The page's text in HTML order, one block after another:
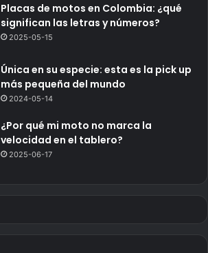
Placas de motos en Colombia: ¿qué
significan las letras y números?
2025-05-15
Única en su especie: esta es la pick up
más pequeña del mundo
2024-05-14
¿Por qué mi moto no marca la
velocidad en el tablero?
2025-06-17